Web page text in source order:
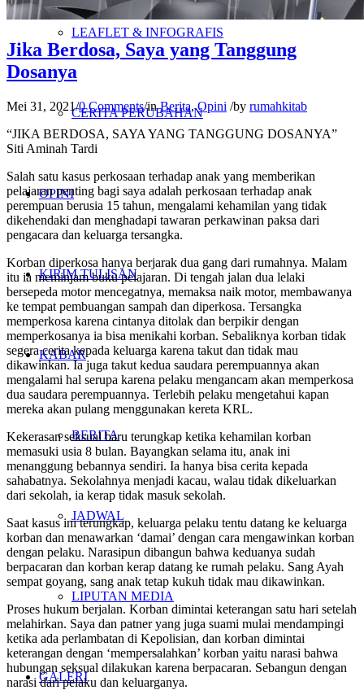
LEAFLET & INFOGRAFIS
CERITA PERUBAHAN
OPINI
KIRIM TULISAN
KABAR
BERITA
JADWAL
LIPUTAN MEDIA
GALERI
Jika Berdosa, Saya yang Tanggung
Dosanya
Mei 31, 2021/0 Comments/inBerita,Opini /by rumahkitab
“JIKA BERDOSA, SAYA YANG TANGGUNG DOSANYA”
Siti Aminah Tardi
Salah satu kasus perkosaan terhadap anak yang memberikan
pelajaran penting bagi saya adalah perkosaan terhadap anak
perempuan berusia 15 tahun, mengalami kehamilan yang tidak
dikehendaki dan menghadapi tawaran perkawinan paksa dari
pengacara dan keluarga tersangka.
Korban diperkosa hanya berjarak dua gang dari rumahnya. Malam
itu ia meminjam buku pelajaran. Di tengah jalan dua lelaki
bersepeda motor mencegatnya, memaksa naik motor, membawanya
ke tempat pembuangan sampah dan diperkosa. Tersangka
memperkosa karena cintanya ditolak dan berpikir dengan
memperkosanya ia bisa menikahi korban. Sebaliknya korban tidak
segera cerita kepada keluarga karena takut dan tidak mau
dikawinkan. Ia juga takut kedua saudara perempuannya akan
mengalami hal serupa karena pelaku mengancam akan memperkosa
dua saudara perempuannya. Terlebih pelaku mengetahui kapan
mereka akan pulang menggunakan kereta KRL.
Kekerasan seksual baru terungkap ketika kehamilan korban
memasuki usia 8 bulan. Bayangkan selama itu, anak ini
menanggung bebannya sendiri. Ia hanya bisa cerita kepada
sahabatnya. Sekolahnya menjadi kacau, walau tidak dikeluarkan
dari sekolah, ia kerap tidak masuk sekolah.
Saat kasus ini terungkap, keluarga pelaku tentu datang ke keluarga
korban dan menawarkan ‘damai’ dengan cara mengawinkan korban
dengan pelaku. Narasipun dibangun bahwa keduanya sudah
berpacaran dan korban kerap datang ke rumah pelaku. Sang Ayah
sempat goyang, sang anak tetap kukuh tidak mau dikawinkan.
Proses hukum berjalan. Korban dimintai keterangan satu hari setelah
melahirkan. Saya dan patner yang juga suami mulai mendampingi
ketika ada perlambatan di Kepolisian, dan korban dimintai
keterangan dengan ‘mempersalahkan’ korban yaitu narasi bahwa
hubungan seksual dilakukan karena berpacaran. Sebangun dengan
narasi dari pelaku dan keluarganya.